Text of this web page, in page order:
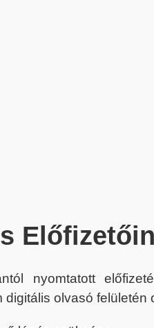
nyomtatott
olvasó felületén